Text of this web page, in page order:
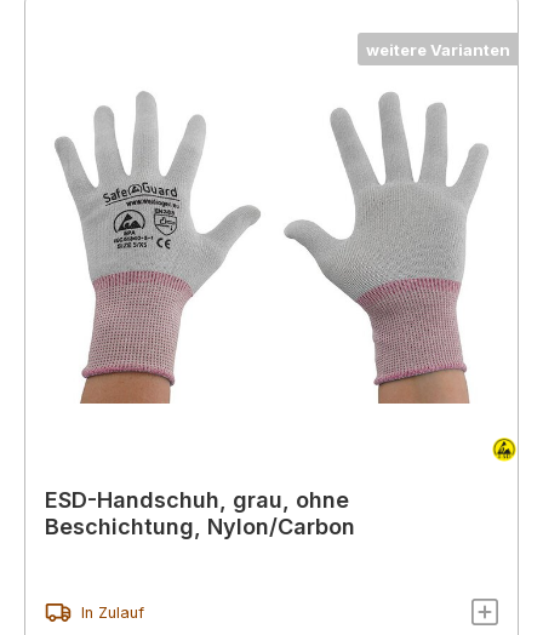
weitere Varianten
ESD-Handschuh, grau, ohne
Beschichtung, Nylon/Carbon
In Zulauf